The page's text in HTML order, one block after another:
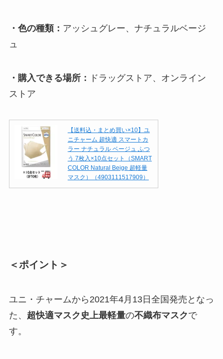
・色の種類： アッシュグレー、ナチュラルベージ
ュ
・購入できる場所：
ドラッグストア、オンライン
ストア
【送料込・まとめ買い×10】ユ
ニチャーム 超快適 スマートカ
ラー ナチュラル ベージュ ふつ
う 7枚入×10点セット（SMART
COLOR Natural Beige 超軽量
マスク）（4903111517909）
＜ポイント＞
ユニ・チャームから2021年4月13日全国発売となっ
た、 超快適マスク史上最軽量の不織布マスクで
す。